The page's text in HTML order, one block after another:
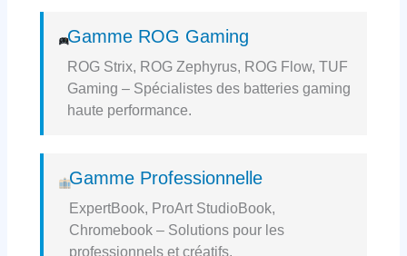
Gamme ROG Gaming
ROG Strix, ROG Zephyrus, ROG Flow, TUF
Gaming – Spécialistes des batteries gaming
haute performance.
Gamme Professionnelle
ExpertBook, ProArt StudioBook,
Chromebook – Solutions pour les
professionnels et créatifs.